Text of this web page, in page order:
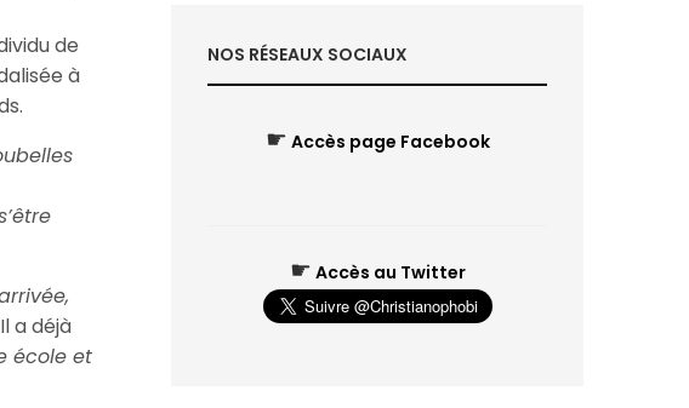
de
à
Il a déjà
école et
NOS RÉSEAUX SOCIAUX
☛ Accès page Facebook
☛ Accès au Twitter